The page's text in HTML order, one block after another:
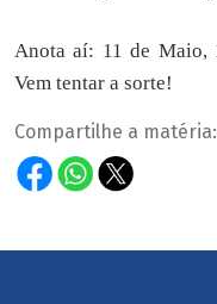
Anota aí: 11 de Maio,
Vem tentar a sorte!
Compartilhe a matéria: